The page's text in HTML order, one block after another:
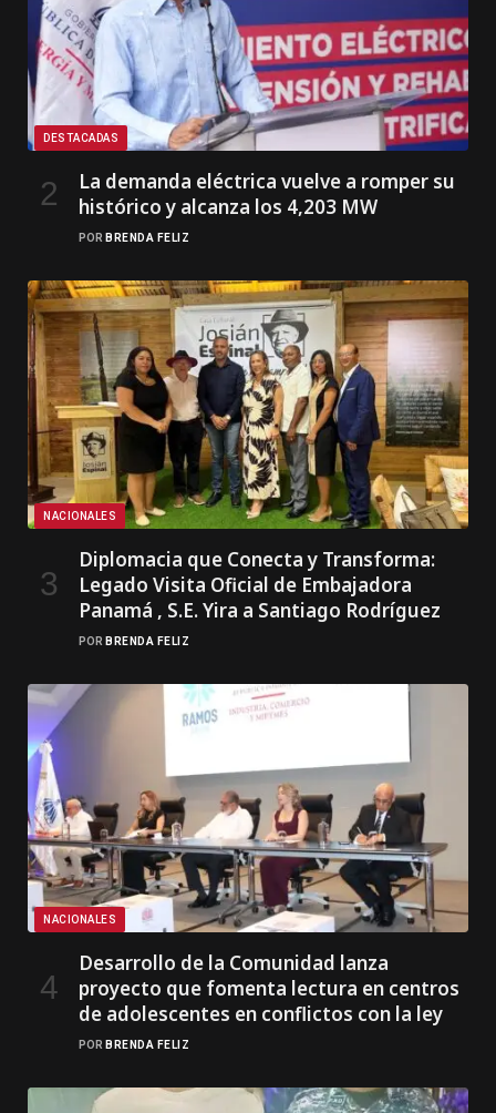
DESTACADAS
La demanda eléctrica vuelve a romper su
histórico y alcanza los 4,203 MW
POR BRENDA FELIZ
NACIONALES
Diplomacia que Conecta y Transforma:
Legado Visita Oficial de Embajadora
Panamá , S.E. Yira a Santiago Rodríguez
POR BRENDA FELIZ
NACIONALES
Desarrollo de la Comunidad lanza
proyecto que fomenta lectura en centros
de adolescentes en conflictos con la ley
POR BRENDA FELIZ